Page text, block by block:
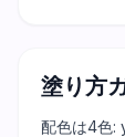
塗り方
配色は4色: